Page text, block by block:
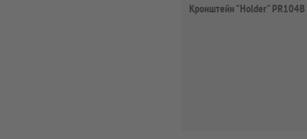
Кронштейн "Holder" PR104B